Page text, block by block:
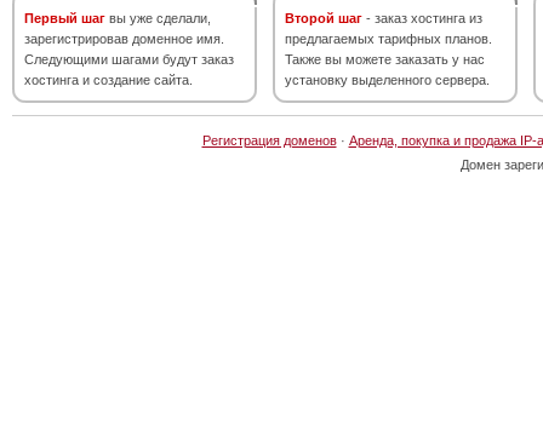
Первый шаг вы уже сделали,
зарегистрировав доменное имя.
Следующими шагами будут заказ
хостинга и создание сайта.
Второй шаг - заказ хостинга из
предлагаемых тарифных планов.
Также вы можете заказать у нас
установку выделенного сервера.
Регистрация доменов· Аренда, покупка и продажа IP-
Домен